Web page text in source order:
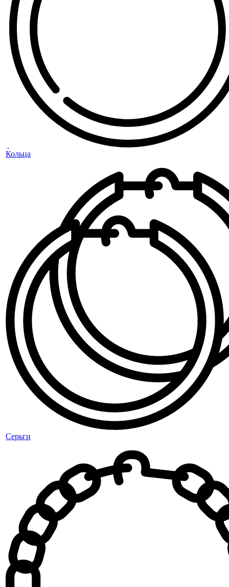
Кольца
Серьги